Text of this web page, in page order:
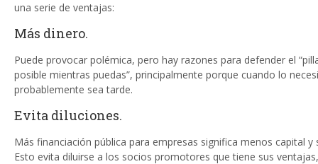
una serie de ventajas:
Más dinero.
Puede provocar polémica, pero hay razones para defender el
posible mientras puedas”, principalmente porque cuando lo
probablemente sea tarde.
Evita diluciones.
Más financiación pública para empresas significa menos capital y
Esto evita diluirse a los socios promotores que tiene sus